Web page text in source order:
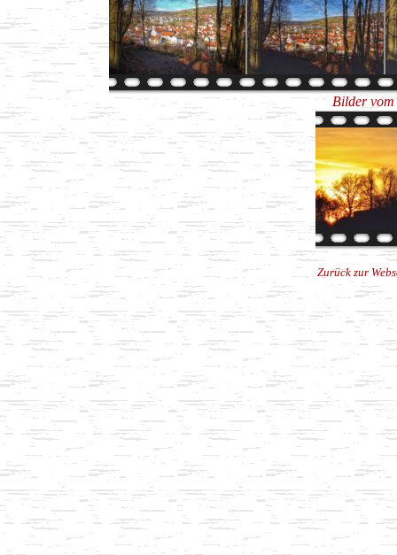
Bilder vom
Zurück zur